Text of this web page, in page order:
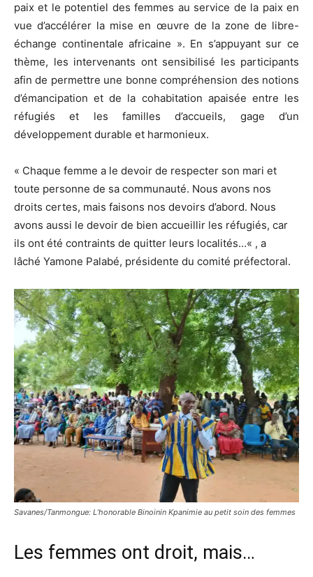
paix et le potentiel des femmes au service de la paix en
vue d’accélérer la mise en œuvre de la zone de libre-
échange continentale africaine ». En s’appuyant sur ce
thème, les intervenants ont sensibilisé les participants
afin de permettre une bonne compréhension des notions
d’émancipation et de la cohabitation apaisée entre les
réfugiés et les familles d’accueils, gage d’un
développement durable et harmonieux.
« Chaque femme a le devoir de respecter son mari et
toute personne de sa communauté. Nous avons nos
droits certes, mais faisons nos devoirs d’abord. Nous
avons aussi le devoir de bien accueillir les réfugiés, car
ils ont été contraints de quitter leurs localités…« , a
lâché Yamone Palabé, présidente du comité préfectoral.
Savanes/Tanmongue: L’honorable Binoinin Kpanimie au petit soin des femmes
Les femmes ont droit, mais…